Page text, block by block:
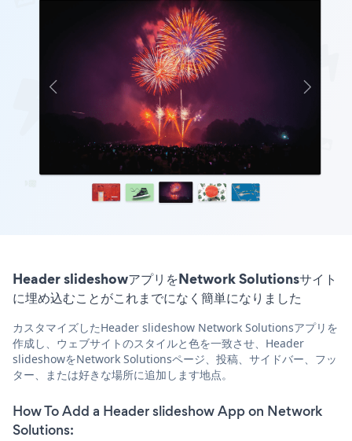
Header slideshowアプリをNetwork Solutionsサイト
に埋め込むことがこれまでになく簡単になりました
カスタマイズしたHeader slideshow Network Solutionsアプリを
作成し、ウェブサイトのスタイルと色を一致させ、Header
slideshowをNetwork Solutionsページ、投稿、サイドバー、フッ
ター、または好きな場所に追加します地点。
How To Add a Header slideshow App on Network
Solutions: